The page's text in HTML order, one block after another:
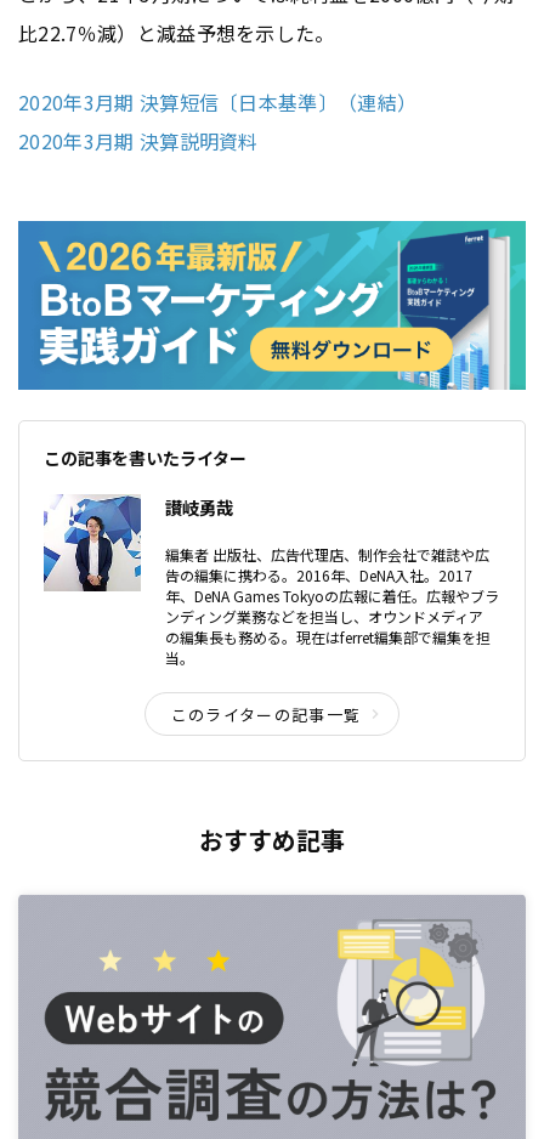
比22.7％減）と減益予想を示した。
2020年3月期 決算短信〔日本基準〕（連結）
2020年3月期 決算説明資料
この記事を書いたライター
讃岐勇哉
編集者 出版社、広告代理店、制作会社で雑誌や広
告の編集に携わる。2016年、DeNA入社。2017
年、DeNA Games Tokyoの広報に着任。広報やブラ
ンディング業務などを担当し、オウンドメディア
の編集長も務める。現在はferret編集部で編集を担
当。
このライターの記事一覧
おすすめ記事